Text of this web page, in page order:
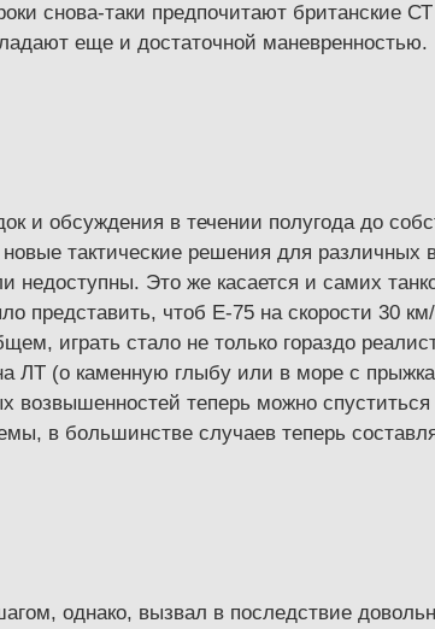
снова-таки предпочитают британские
еще и достаточной маневренностью.
и обсуждения в течении полугода до
тактические решения для различных
недоступны. Это же касается и самих
чтоб Е-75 на скорости 30
играть стало не только гораздо
ЛТ (о каменную глыбу или в море с
возвышенностей теперь можно
в большинстве случаев теперь
однако, вызвал в последствие